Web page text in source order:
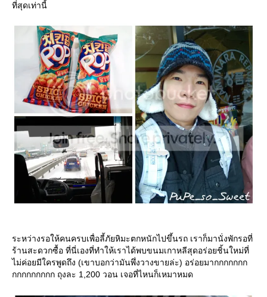
ที่สุดเท่านี้
ระหว่างรอให้คนครบเพื่อลี้ภัยหิมะตกหนักไปขึ้นรถ เราก็มานั่งพักรอที่
ร้านสะดวกซื้อ ที่นี่เองที่ทำให้เราได้พบขนมเกาหลีสุดอร่อยชิ้นใหม่ที่
ไม่ค่อยมีใครพูดถึง (เขาบอกว่ามันพึ่งวางขายล่ะ) อร่อยมากกกกกกก
กกกกกกกกก ถุงละ 1,200 วอน เจอที่ไหนก็เหมาหมด